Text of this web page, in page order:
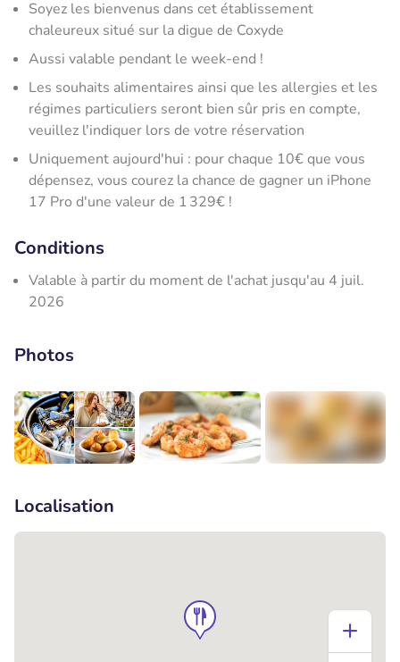
Soyez les bienvenus dans cet établissement
chaleureux situé sur la digue de Coxyde
Aussi valable pendant le week-end !
Les souhaits alimentaires ainsi que les allergies et les
régimes particuliers seront bien sûr pris en compte,
veuillez l'indiquer lors de votre réservation
Uniquement aujourd'hui : pour chaque 10€ que vous
dépensez, vous courez la chance de gagner un iPhone
17 Pro d'une valeur de 1 329€ !
Conditions
Valable à partir du moment de l'achat jusqu'au 4 juil.
2026
Photos
Localisation